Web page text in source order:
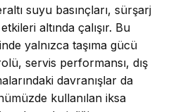
suyu basınçları, sürşarj
altında çalışır. Bu
yalnızca taşıma gücü
servis performansı, dış
davranışlar da
kullanılan iksa